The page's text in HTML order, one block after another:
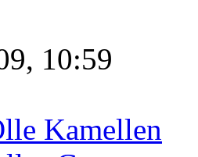
10:59
Kamellen